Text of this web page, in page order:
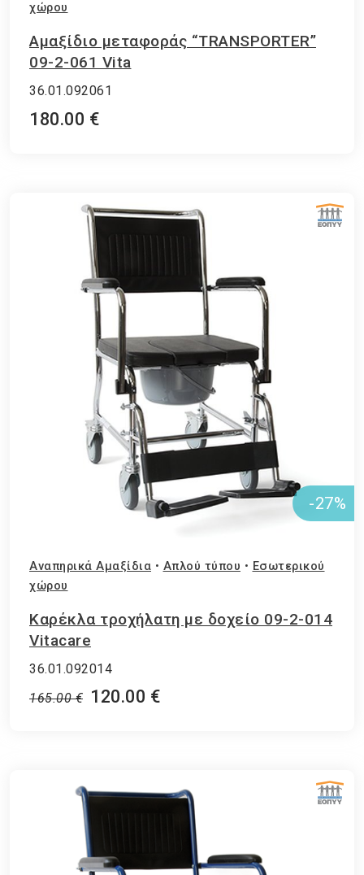
χώρου
Αμαξίδιο μεταφοράς “TRANSPORTER”
09-2-061 Vita
36.01.092061
180.00 €
-27%
ΕΘΝΙΚΟΣ ΟΡΓΑΝΙΣΜΟΣ ΠΑΡΟΧΗΣ ΥΠΗΡΕΣΙΩΝ ΥΓΕΙΑΣ
Αναπηρικά Αμαξίδια • Απλού τύπου • Εσωτερικού
χώρου
Καρέκλα τροχήλατη με δοχείο 09-2-014
Vitacare
36.01.092014
165.00 € 120.00 €
ΕΘΝΙΚΟΣ ΟΡΓΑΝΙΣΜΟΣ ΠΑΡΟΧΗΣ ΥΠΗΡΕΣΙΩΝ ΥΓΕΙΑΣ